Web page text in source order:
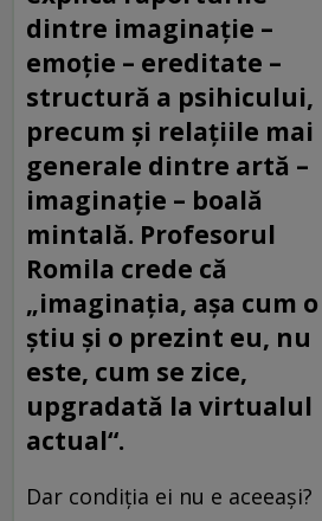
dintre imaginație –
emoție – ereditate –
structură a psihicului,
precum și relațiile mai
generale dintre artă –
imaginație – boală
mintală. Profesorul
Romila crede că
„imaginația, așa cum o
știu și o prezint eu, nu
este, cum se zice,
upgradată la virtualul
actual“.
Dar condiția ei nu e aceeași?